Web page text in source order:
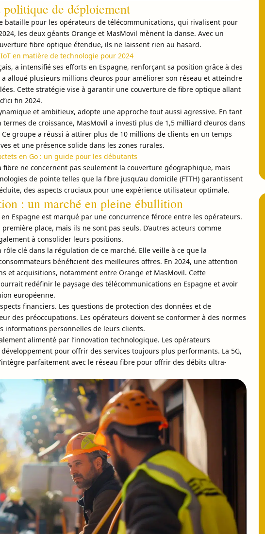
de déploiement
bataille pour les opérateurs de télécommunications, qui rivalisent pour
les deux géants Orange et MasMovil mènent la danse. Avec un
fibre optique étendue, ils ne laissent rien au hasard.
en matière de technologie pour 2024
a intensifié ses efforts en Espagne, renforçant sa position grâce à des
alloué plusieurs millions d’euros pour améliorer son réseau et atteindre
Cette stratégie vise à garantir une couverture de fibre optique allant
fin 2024.
et ambitieux, adopte une approche tout aussi agressive. En tant
de croissance, MasMovil a investi plus de 1,5 milliard d’euros dans
groupe a réussi à attirer plus de 10 millions de clients en un temps
et une présence solide dans les zones rurales.
en Go : un guide pour les débutants
fibre ne concernent pas seulement la couverture géographique, mais
de pointe telles que la fibre jusqu’au domicile (FTTH) garantissent
des aspects cruciaux pour une expérience utilisateur optimale.
: un marché en pleine ébullition
Espagne est marqué par une concurrence féroce entre les opérateurs.
place, mais ils ne sont pas seuls. D’autres acteurs comme
à consolider leurs positions.
clé dans la régulation de ce marché. Elle veille à ce que la
bénéficient des meilleures offres. En 2024, une attention
et acquisitions, notamment entre Orange et MasMovil. Cette
redéfinir le paysage des télécommunications en Espagne et avoir
européenne.
financiers. Les questions de protection des données et de
des préoccupations. Les opérateurs doivent se conformer à des normes
informations personnelles de leurs clients.
alimenté par l’innovation technologique. Les opérateurs
pour offrir des services toujours plus performants. La 5G,
parfaitement avec le réseau fibre pour offrir des débits ultra-